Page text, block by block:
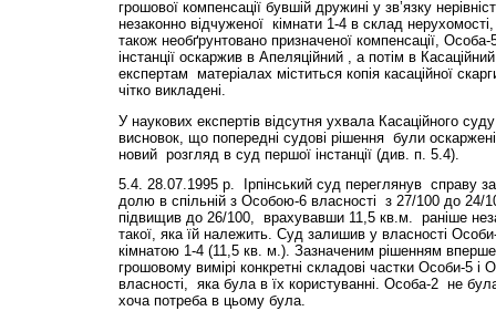
грошової компенсації бувшій дружині у зв’язку
незаконно відчуженої кімнати 1-4 в склад
також необґрунтовано призначеної компенсації,
інстанції оскаржив в Апеляційний , а потім в
експертам матеріалах міститься копія касаційної
чітко викладені.
У наукових експертів відсутня ухвала Касаційного
висновок, що попередні судові рішення були
новий розгляд в суд першої інстанції (див. п. 5.4).
5.4. 28.07.1995 р. Ірпінський суд переглянув справу
долю в спільній з Особою-6 власності з 27/100 до 24/
підвищив до 26/100, врахувавши 11,5 кв.м. раніше
такої, яка їй належить. Суд залишив у власності Особи-
кімнатою 1-4 (11,5 кв. м.). Зазначеним рішенням вперше
грошовому вимірі конкретні складові частки Особи-5 і
власності, яка була в їх користуванні. Особа-2 не
хоча потреба в цьому була.